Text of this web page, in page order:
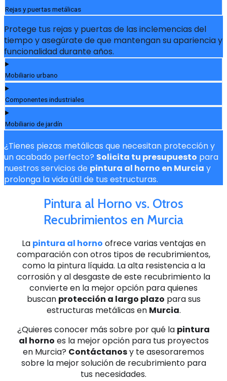
Rejas y puertas metálicas
Protege tus rejas y puertas de las inclemencias del
tiempo y asegúrate de que mantengan su apariencia y
funcionalidad durante años.
Mobiliario urbano
Componentes industriales
Mobiliario de jardín
¿Tienes piezas metálicas que necesitan protección y
un acabado perfecto? Solicita tu presupuesto para
nuestros servicios de pintura al horno en Murcia y
prolonga la vida útil de tus estructuras.
Pintura al Horno vs. Otros
Recubrimientos en Murcia
La pintura al horno ofrece varias ventajas en
comparación con otros tipos de recubrimientos,
como la pintura líquida. La alta resistencia a la
corrosión y al desgaste de este recubrimiento la
convierte en la mejor opción para quienes
buscan protección a largo plazo para sus
estructuras metálicas en Murcia.
¿Quieres conocer más sobre por qué la pintura
al horno es la mejor opción para tus proyectos
en Murcia? Contáctanosy te asesoraremos
sobre la mejor solución de recubrimiento para
tus necesidades.